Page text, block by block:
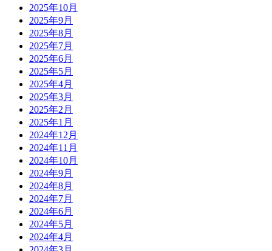
2025年10月
2025年9月
2025年8月
2025年7月
2025年6月
2025年5月
2025年4月
2025年3月
2025年2月
2025年1月
2024年12月
2024年11月
2024年10月
2024年9月
2024年8月
2024年7月
2024年6月
2024年5月
2024年4月